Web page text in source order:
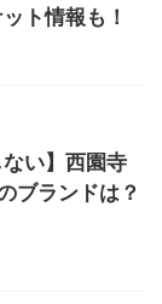
ト情報も！
ない】西園寺
ブランドは？